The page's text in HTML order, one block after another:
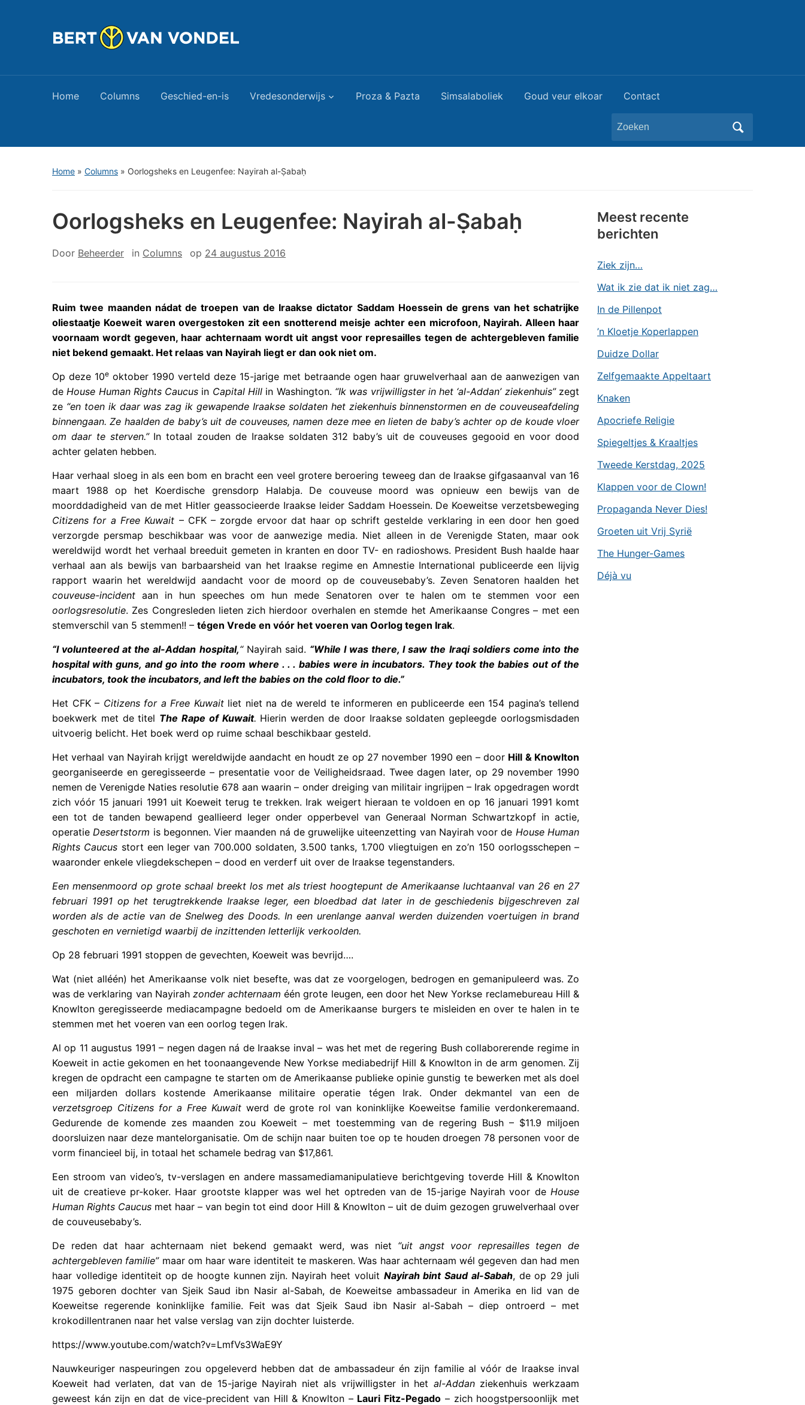
Home Columns Geschied-en-is Vredesonderwijs Proza & Pazta Simsalaboliek Goud veur elkoar Contact
Zoeken
naar:
Home » Columns » Oorlogsheks en Leugenfee: Nayirah al-Ṣabaḥ
Oorlogsheks en Leugenfee: Nayirah al-Ṣabaḥ
Door Beheerder in Columns op 24 augustus 2016
Ruim twee maanden nádat de troepen van de Iraakse dictator Saddam Hoessein de grens van het schatrijke
oliestaatje Koeweit waren overgestoken zit een snotterend meisje achter een microfoon, Nayirah. Alleen haar
voornaam wordt gegeven, haar achternaam wordt uit angst voor represailles tegen de achtergebleven familie
niet bekend gemaakt. Het relaas van Nayirah liegt er dan ook niet om.
Op deze 10e oktober 1990 verteld deze 15-jarige met betraande ogen haar gruwelverhaal aan de aanwezigen van
deHouse Human Rights Caucus in Capital Hill in Washington. “Ik was vrijwilligster in het ‘al-Addan’ ziekenhuis”zegt
ze “en toen ik daar was zag ik gewapende Iraakse soldaten het ziekenhuis binnenstormen en de couveuseafdeling
binnengaan. Ze haalden de baby’s uit de couveuses, namen deze mee en lieten de baby’s achter op de koude vloer
om daar te sterven.” In totaal zouden de Iraakse soldaten 312 baby’s uit de couveuses gegooid en voor dood
achter gelaten hebben.
Haar verhaal sloeg in als een bom en bracht een veel grotere beroering teweeg dan de Iraakse gifgasaanval van 16
maart 1988 op het Koerdische grensdorp Halabja. De couveuse moord was opnieuw een bewijs van de
moorddadigheid van de met Hitler geassocieerde Iraakse leider Saddam Hoessein. De Koeweitse verzetsbeweging
Citizens for a Free Kuwait – CFK – zorgde ervoor dat haar op schrift gestelde verklaring in een door hen goed
verzorgde persmap beschikbaar was voor de aanwezige media. Niet alleen in de Verenigde Staten, maar ook
wereldwijd wordt het verhaal breeduit gemeten in kranten en door TV- en radioshows. President Bush haalde haar
verhaal aan als bewijs van barbaarsheid van het Iraakse regime en Amnestie International publiceerde een lijvig
rapport waarin het wereldwijd aandacht voor de moord op de couveusebaby’s. Zeven Senatoren haalden het
couveuse-incident aan in hun speeches om hun mede Senatoren over te halen om te stemmen voor een
oorlogsresolutie. Zes Congresleden lieten zich hierdoor overhalen en stemde het Amerikaanse Congres – met een
stemverschil van 5 stemmen!! – tégen Vrede en vóór het voeren van Oorlog tegen Irak.
“I volunteered at the al-Addan hospital,“Nayirah said. “While I was there, I saw the Iraqi soldiers come into the
hospital with guns, and go into the room where . . . babies were in incubators. They took the babies out of the
incubators, took the incubators, and left the babies on the cold floor to die.”
Het CFK – Citizens for a Free Kuwaitliet niet na de wereld te informeren en publiceerde een 154 pagina’s tellend
boekwerk met de titel The Rape of Kuwait. Hierin werden de door Iraakse soldaten gepleegde oorlogsmisdaden
uitvoerig belicht. Het boek werd op ruime schaal beschikbaar gesteld.
Het verhaal van Nayirah krijgt wereldwijde aandacht en houdt ze op 27 november 1990 een – door Hill & Knowlton
georganiseerde en geregisseerde – presentatie voor de Veiligheidsraad. Twee dagen later, op 29 november 1990
nemen de Verenigde Naties resolutie 678 aan waarin – onder dreiging van militair ingrijpen – Irak opgedragen wordt
zich vóór 15 januari 1991 uit Koeweit terug te trekken. Irak weigert hieraan te voldoen en op 16 januari 1991 komt
een tot de tanden bewapend geallieerd leger onder opperbevel van Generaal Norman Schwartzkopf in actie,
operatieDesertstorm is begonnen. Vier maanden ná de gruwelijke uiteenzetting van Nayirah voor de House Human
Rights Caucus stort een leger van 700.000 soldaten, 3.500 tanks, 1.700 vliegtuigen en zo’n 150 oorlogsschepen –
waaronder enkele vliegdekschepen – dood en verderf uit over de Iraakse tegenstanders.
Een mensenmoord op grote schaal breekt los met als triest hoogtepunt de Amerikaanse luchtaanval van 26 en 27
februari 1991 op het terugtrekkende Iraakse leger, een bloedbad dat later in de geschiedenis bijgeschreven zal
worden als de actie van de Snelweg des Doods. In een urenlange aanval werden duizenden voertuigen in brand
geschoten en vernietigd waarbij de inzittenden letterlijk verkoolden.
Op 28 februari 1991 stoppen de gevechten, Koeweit was bevrijd….
Wat (niet alléén) het Amerikaanse volk niet besefte, was dat ze voorgelogen, bedrogen en gemanipuleerd was. Zo
was de verklaring van Nayirah zonder achternaam één grote leugen, een door het New Yorkse reclamebureau Hill &
Knowlton geregisseerde mediacampagne bedoeld om de Amerikaanse burgers te misleiden en over te halen in te
stemmen met het voeren van een oorlog tegen Irak.
Al op 11 augustus 1991 – negen dagen ná de Iraakse inval – was het met de regering Bush collaborerende regime in
Koeweit in actie gekomen en het toonaangevende New Yorkse mediabedrijf Hill & Knowlton in de arm genomen. Zij
kregen de opdracht een campagne te starten om de Amerikaanse publieke opinie gunstig te bewerken met als doel
een miljarden dollars kostende Amerikaanse militaire operatie tégen Irak. Onder dekmantel van een de
verzetsgroep Citizens for a Free Kuwaitwerd de grote rol van koninklijke Koeweitse familie verdonkeremaand.
Gedurende de komende zes maanden zou Koeweit – met toestemming van de regering Bush – $11.9 miljoen
doorsluizen naar deze mantelorganisatie. Om de schijn naar buiten toe op te houden droegen 78 personen voor de
vorm financieel bij, in totaal het schamele bedrag van $17,861.
Een stroom van video’s, tv-verslagen en andere massamediamanipulatieve berichtgeving toverde Hill & Knowlton
uit de creatieve pr-koker. Haar grootste klapper was wel het optreden van de 15-jarige Nayirah voor de House
Human Rights Caucus met haar – van begin tot eind door Hill & Knowlton – uit de duim gezogen gruwelverhaal over
de couveusebaby’s.
De reden dat haar achternaam niet bekend gemaakt werd, was niet “uit angst voor represailles tegen de
achtergebleven familie”maar om haar ware identiteit te maskeren. Was haar achternaam wél gegeven dan had men
haar volledige identiteit op de hoogte kunnen zijn. Nayirah heet voluit Nayirah bint Saud al-Sabah, de op 29 juli
1975 geboren dochter van Sjeik Saud ibn Nasir al-Sabah, de Koeweitse ambassadeur in Amerika en lid van de
Koeweitse regerende koninklijke familie. Feit was dat Sjeik Saud ibn Nasir al-Sabah – diep ontroerd – met
krokodillentranen naar het valse verslag van zijn dochter luisterde.
https://www.youtube.com/watch?v=LmfVs3WaE9Y
Nauwkeuriger naspeuringen zou opgeleverd hebben dat de ambassadeur én zijn familie al vóór de Iraakse inval
Koeweit had verlaten, dat van de 15-jarige Nayirah niet als vrijwilligster in het al-Addanziekenhuis werkzaam
geweest kán zijn en dat de vice-precident van Hill & Knowlton – Lauri Fitz-Pegado – zich hoogstpersoonlijk met
Meest recente
berichten
Ziek zijn…
Wat ik zie dat ik niet zag…
In de Pillenpot
’n Kloetje Koperlappen
Duidze Dollar
Zelfgemaakte Appeltaart
Knaken
Apocriefe Religie
Spiegeltjes & Kraaltjes
Tweede Kerstdag, 2025
Klappen voor de Clown!
Propaganda Never Dies!
Groeten uit Vrij Syrië
The Hunger-Games
Déjà vu